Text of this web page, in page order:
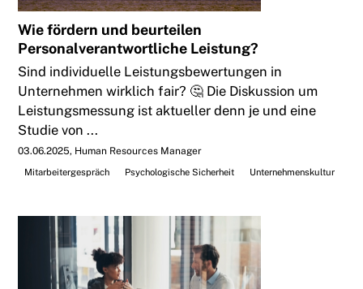
Wie fördern und beurteilen
Personalverantwortliche Leistung?
Sind individuelle Leistungsbewertungen in
Unternehmen wirklich fair? 🤔 Die Diskussion um
Leistungsmessung ist aktueller denn je und eine
Studie von ...
03.06.2025 Human Resources Manager
Mitarbeitergespräch
Psychologische Sicherheit Unternehmenskultur